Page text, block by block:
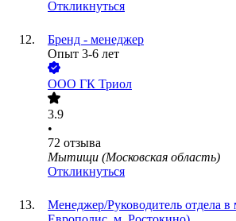
Откликнуться
Бренд - менеджер
Опыт 3-6 лет
ООО ГК Триол
3.9
•
72 отзыва
Мытищи (Московская область)
Откликнуться
Менеджер/Руководитель отдела в